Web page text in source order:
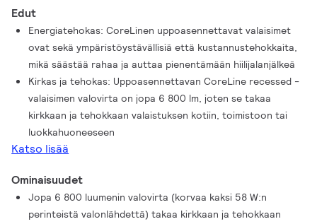
helppokäyttöisistä ja laadukkaista valaisimista. Huippumoderni
LED-teknologiamme varmistaa, että uppoasennettava
CoreLine on sekä ympäristöystävällinen että
kustannustehokas, mikä säästää rahaa ja auttaa pienentämään
hiilijalanjälkeä. Päivitä toimiston, oppilaitoksen tai
terveydenhuollon käyttökohteen valaistus uppoasennettavilla
CoreLine-valaisimilla, jotka tarjoavat laadukkaan ja pitkäikäisen
valaistuksen ja sulautuvat saumattomasti mihin tahansa
sisustustyyliin.
Edut
Energiatehokas: CoreLinen uppoasennettavat valaisimet
ovat sekä ympäristöystävällisiä että kustannustehokkaita,
mikä säästää rahaa ja auttaa pienentämään hiilijalanjälkeä
Kirkas ja tehokas: Uppoasennettavan CoreLine recessed -
valaisimen valovirta on jopa 6 800 lm, joten se takaa
kirkkaan ja tehokkaan valaistuksen kotiin, toimistoon tai
luokkahuoneeseen
Katso lisää
Ominaisuudet
Jopa 6 800 luumenin valovirta (korvaa kaksi 58 W:n
perinteistä valonlähdettä) takaa kirkkaan ja tehokkaan